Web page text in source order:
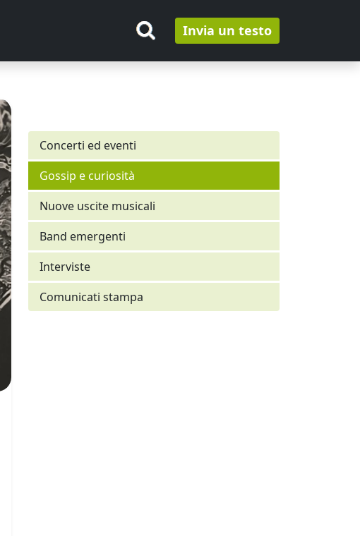
Invia un testo
Concerti ed eventi
Gossip e curiosità
Nuove uscite musicali
Band emergenti
Interviste
Comunicati stampa